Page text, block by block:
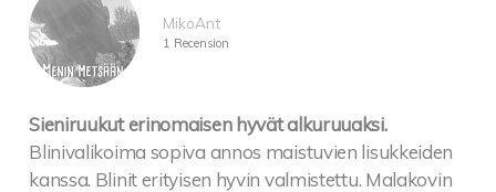
MikoAnt
1 Recension
Sieniruukut erinomaisen hyvät alkuruuaksi.
Blinivalikoima sopiva annos maistuvien lisukkeiden
kanssa. Blinit erityisen hyvin valmistettu. Malakovin